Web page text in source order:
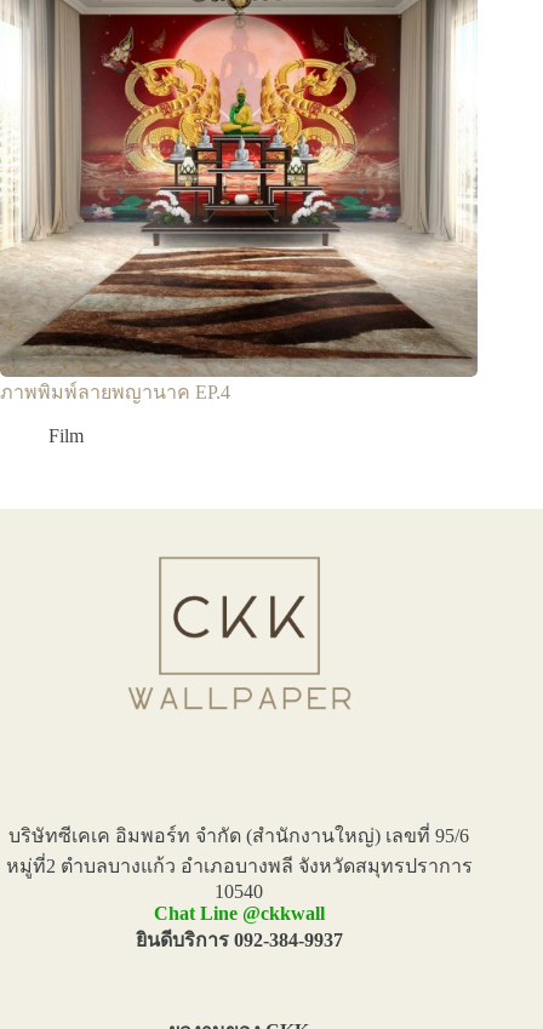
ภาพพิมพ์ลายพญานาค EP.4
Film
บริษัทซีเคเค อิมพอร์ท จำกัด (สำนักงานใหญ่) เลขที่ 95/6
หมู่ที่2 ตำบลบางแก้ว อำเภอบางพลี จังหวัดสมุทรปราการ
10540
Chat Line @ckkwall
ยินดีบริการ 092-384-9937